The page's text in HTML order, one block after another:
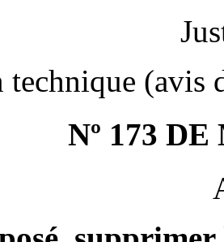
(avis
Nº 173